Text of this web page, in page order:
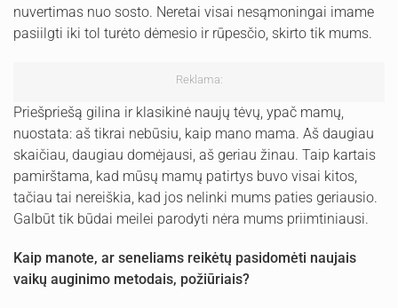
nuvertimas nuo sosto. Neretai visai nesąmoningai imame
pasiilgti iki tol turėto dėmesio ir rūpesčio, skirto tik mums.
Reklama:
Priešpriešą gilina ir klasikinė naujų tėvų, ypač mamų,
nuostata: aš tikrai nebūsiu, kaip mano mama. Aš daugiau
skaičiau, daugiau domėjausi, aš geriau žinau. Taip kartais
pamirštama, kad mūsų mamų patirtys buvo visai kitos,
tačiau tai nereiškia, kad jos nelinki mums paties geriausio.
Galbūt tik būdai meilei parodyti nėra mums priimtiniausi.
Kaip manote, ar seneliams reikėtų pasidomėti naujais
vaikų auginimo metodais, požiūriais?